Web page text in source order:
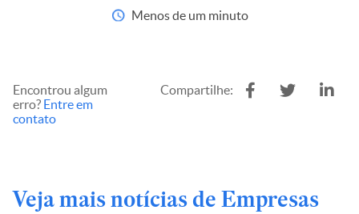
Menos de um minuto
Encontrou algum
erro? Entre em
contato
Compartilhe:
Veja mais notícias de Empresas